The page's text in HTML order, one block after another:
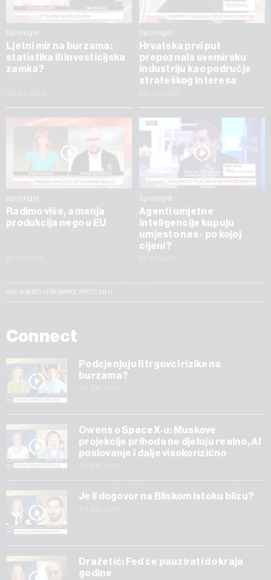
Spotlight
Ljetni mir na burzama:
statistika ili investicijska
zamka?
Spotlight
Hrvatska prvi put
prepoznala svemirsku
industriju kao područje
strateškog interesa
Spotlight
Radimo više, a manja
produkcija nego u EU
Spotlight
Agenti umjetne
inteligencije kupuju
umjesto nas - po kojoj
cijeni?
SVE VIJESTI IZ RUBRIKE SPOTLIGHT
Connect
Podcjenjuju li trgovci rizike na
burzama?
Owens o SpaceX-u: Muskove
projekcije prihoda ne djeluju realno, AI
poslovanje i dalje visokorizično
Je li dogovor na Bliskom istoku blizu?
Dražetić: Fed će pauzirati do kraja
godine